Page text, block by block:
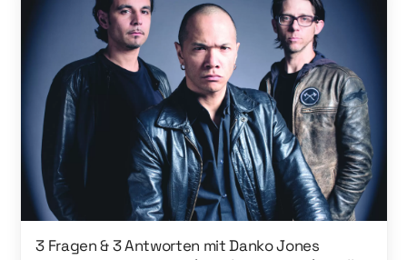
3 Fragen & 3 Antworten mit Danko Jones